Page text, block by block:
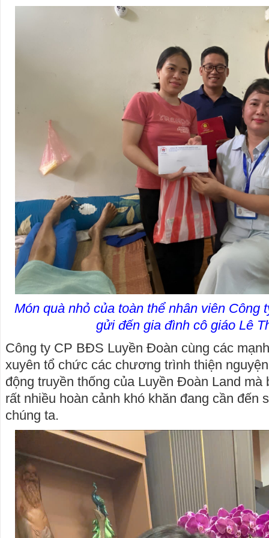
Món quà nhỏ của toàn thể nhân viên
gửi đến gia đình cô giáo Lê
Công ty CP BĐS Luyền Đoàn cùng các
xuyên tổ chức các chương trình thiện
động truyền thống của Luyền Đoàn Land mà
rất nhiều hoàn cảnh khó khăn đang cần đến
chúng ta.